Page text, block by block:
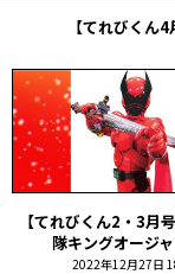
【てれびくん
【てれびくん2・3月
隊キングオージ
2022年12月27日